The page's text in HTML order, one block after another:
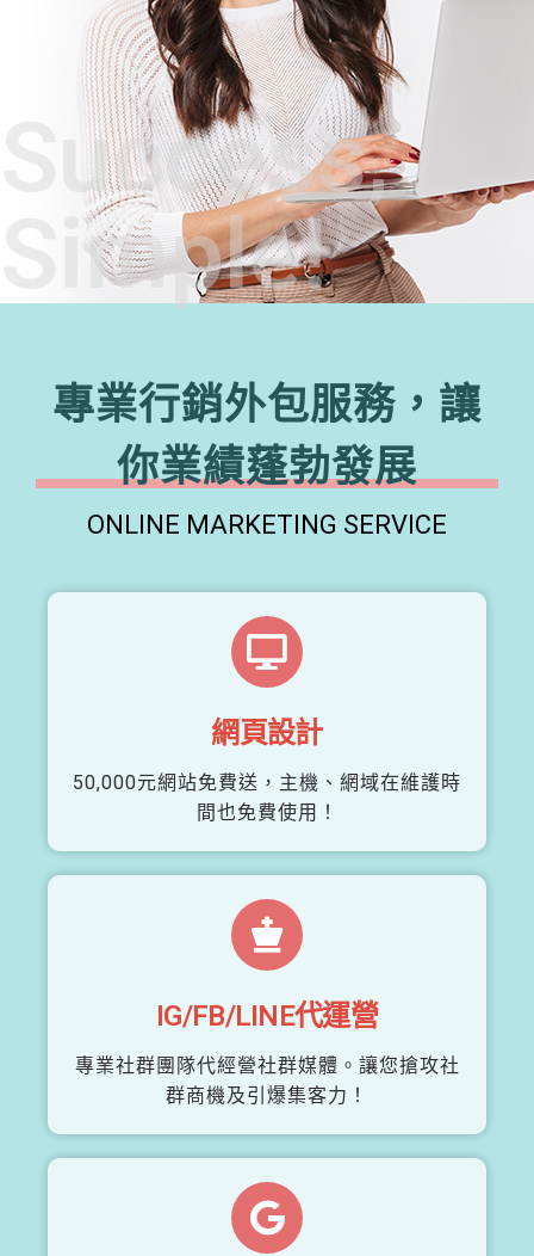
Success,
Simple!
專業行銷外包服務，讓
你業績蓬勃發展
ONLINE MARKETING SERVICE
網頁設計
50,000元網站免費送，主機、網域在維護時
間也免費使用！
IG/FB/LINE代運營
專業社群團隊代經營社群媒體。讓您搶攻社
群商機及引爆集客力！